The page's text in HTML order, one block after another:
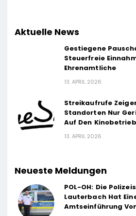
Aktuelle News
Gestiegene
Steuerfreie
Ehrenamtliche
13. APRIL 2026
Streikaufrufe
Standorten Nur
Auf Den Kinobetrieb
13. APRIL 2026
Neueste Meldungen
POL-OH: Die
Lauterbach Hat
Amtseinführung